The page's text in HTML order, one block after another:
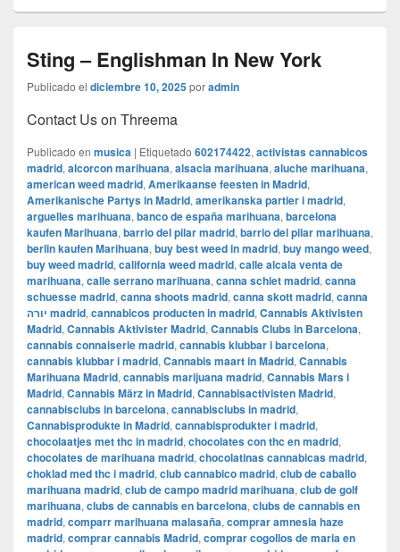
Sting – Englishman In New York
Publicado el diciembre 10, 2025poradmin
Contact Us on Threema
Publicado en musica | Etiquetado 602174422, activistas cannabicos
madrid, alcorcon marihuana, alsacia marihuana, aluche marihuana,
american weed madrid, Amerikaanse feesten in Madrid,
Amerikanische Partys in Madrid, amerikanska partier i madrid,
arguelles marihuana, banco de españa marihuana, barcelona
kaufen Marihuana, barrio del pilar madrid, barrio del pilar marihuana,
berlin kaufen Marihuana, buy best weed in madrid, buy mango weed,
buy weed madrid, california weed madrid, calle alcala venta de
marihuana, calle serrano marihuana, canna schiet madrid, canna
schuesse madrid, canna shoots madrid, canna skott madrid, canna
יורה madrid, cannabicos producten in madrid, Cannabis Aktivisten
Madrid, Cannabis Aktivister Madrid, Cannabis Clubs in Barcelona,
cannabis connaiserie madrid, cannabis klubbar i barcelona,
cannabis klubbar i madrid, Cannabis maart in Madrid, Cannabis
Marihuana Madrid, cannabis marijuana madrid, Cannabis Mars i
Madrid, Cannabis März in Madrid, Cannabisactivisten Madrid,
cannabisclubs in barcelona, cannabisclubs in madrid,
Cannabisprodukte in Madrid, cannabisprodukter i madrid,
chocolaatjes met thc in madrid, chocolates con thc en madrid,
chocolates de marihuana madrid, chocolatinas cannabicas madrid,
choklad med thc i madrid, club cannabico madrid, club de caballo
marihuana madrid, club de campo madrid marihuana, club de golf
marihuana, clubs de cannabis en barcelona, clubs de cannabis en
madrid, comparr marihuana malasaña, comprar amnesia haze
madrid, comprar cannabis Madrid, comprar cogollos de maria en